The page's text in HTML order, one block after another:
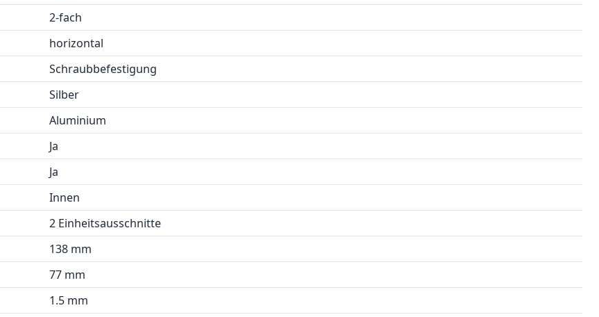
2-fach
horizontal
Schraubbefestigung
Silber
Aluminium
Ja
Ja
Innen
2 Einheitsausschnitte
138 mm
77 mm
1.5 mm